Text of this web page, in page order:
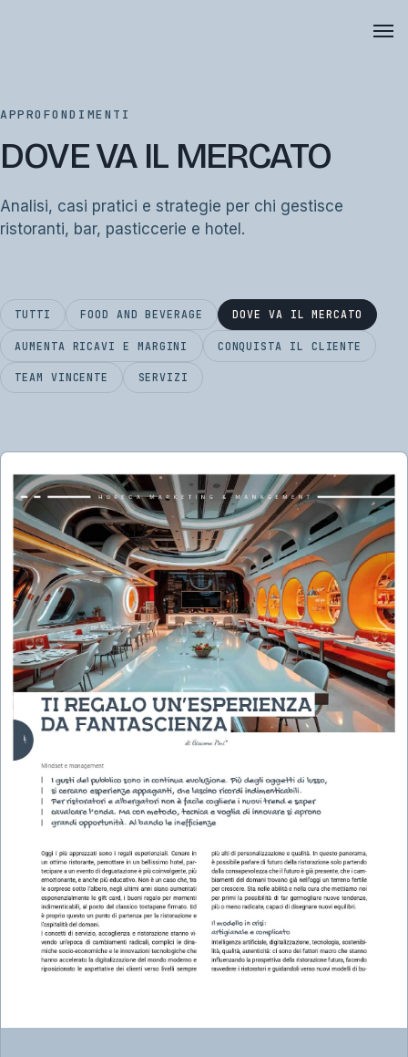
APPROFONDIMENTI
DOVE VA IL MERCATO
Analisi, casi pratici e strategie per chi gestisce
ristoranti, bar, pasticcerie e hotel.
TUTTI FOOD AND BEVERAGE DOVE VA IL MERCATO
AUMENTA RICAVI E MARGINI CONQUISTA IL CLIENTE
TEAM VINCENTE SERVIZI